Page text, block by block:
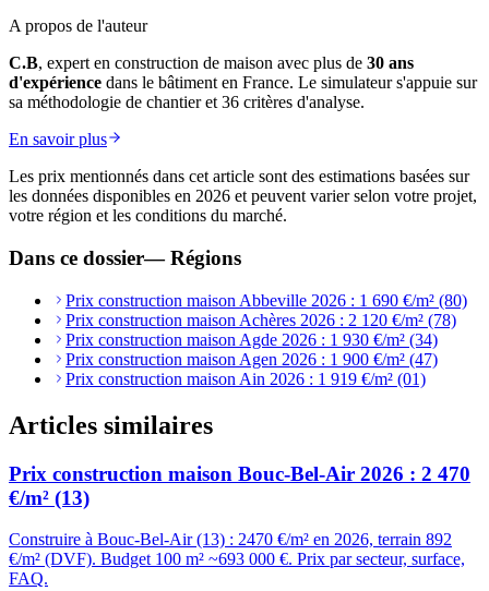
A propos de l'auteur
C.B, expert en construction de maison avec plus de 30 ans
d'expérience dans le bâtiment en France. Le simulateur s'appuie sur
sa méthodologie de chantier et 36 critères d'analyse.
En savoir plus
Les prix mentionnés dans cet article sont des estimations basées sur
les données disponibles en 2026 et peuvent varier selon votre projet,
votre région et les conditions du marché.
Dans ce dossier—Régions
Prix construction maison Abbeville 2026 : 1 690 €/m² (80)
Prix construction maison Achères 2026 : 2 120 €/m² (78)
Prix construction maison Agde 2026 : 1 930 €/m² (34)
Prix construction maison Agen 2026 : 1 900 €/m² (47)
Prix construction maison Ain 2026 : 1 919 €/m² (01)
Articles similaires
Prix construction maison Bouc-Bel-Air 2026 : 2 470
€/m² (13)
Construire à Bouc-Bel-Air (13) : 2470 €/m² en 2026, terrain 892
€/m² (DVF). Budget 100 m² ~693 000 €. Prix par secteur, surface,
FAQ.